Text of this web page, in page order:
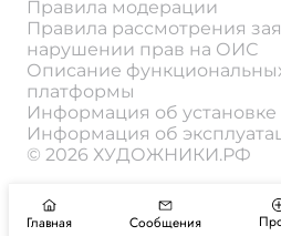
Правила модерации
Правила рассмотрения
нарушении прав на ОИС
Описание
платформы
Информация об
Информация об
© 2026 ХУДОЖНИКИ.РФ
Главная Сообщения